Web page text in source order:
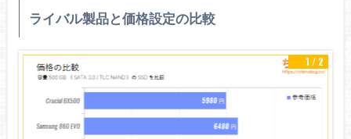
ライバル製品と価格設定の比較
1 / 2